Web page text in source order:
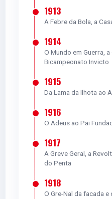
M
1913
A Febre da Bola, a
1914
O Mundo em Guerra,
Bicampeonato Invicto
1915
Da Lama da Ilhota ao
1916
O Adeus ao Pai
1917
A Greve Geral, a
do Penta
1918
O Gre-Nal da facada e